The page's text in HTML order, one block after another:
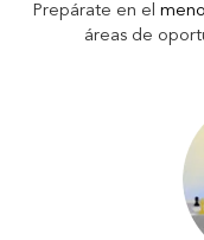
Prepárate en el
áreas de